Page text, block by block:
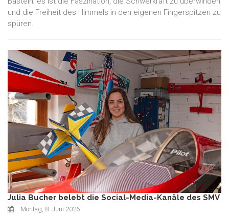
und die Freiheit des Himmels in den eigenen Fingerspitzen zu
spüren.
Julia Bucher belebt die Social-Media-Kanäle des SMV
Montag, 8. Juni 2026